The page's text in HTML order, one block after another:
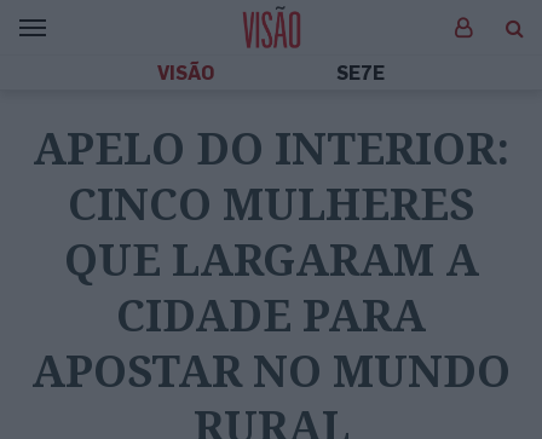
VISÃO SE7E
APELO DO INTERIOR:
CINCO MULHERES
QUE LARGARAM A
CIDADE PARA
APOSTAR NO MUNDO
RURAL